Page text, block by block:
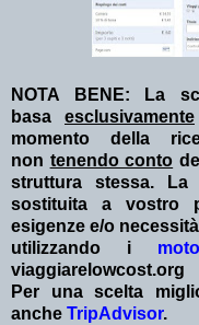
NOTA BENE: La
basa esclusivamente
momento della
non tenendo conto
struttura stessa. La
sostituita a vostro
esigenze e/o
utilizzando i
viaggiarelowcost.org
Per una scelta
anche TripAdvisor.